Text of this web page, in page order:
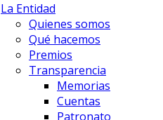
La Entidad
Quienes somos
Qué hacemos
Premios
Transparencia
Memorias
Cuentas
Patronato